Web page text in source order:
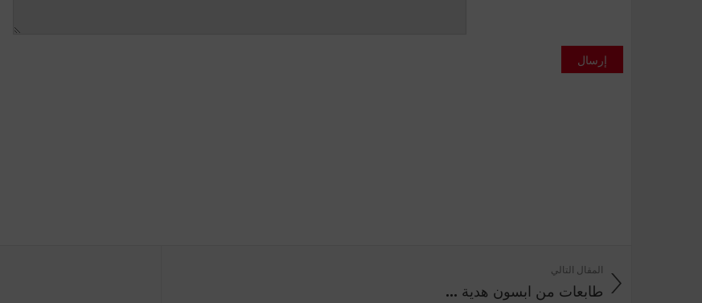
إرسال
المقال التالي
طابعات من ابسون هدية ...